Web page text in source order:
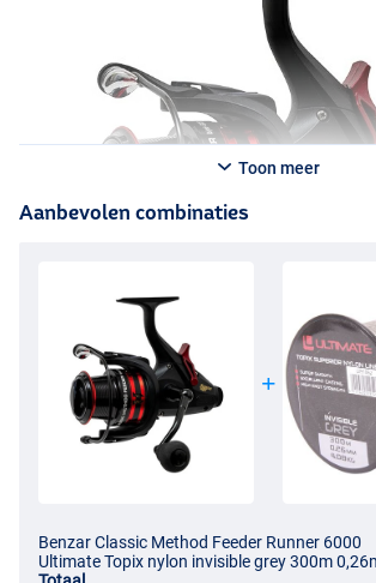
Toon meer
Aanbevolen combinaties
Benzar Classic Method Feeder Runner 6000
Ultimate Topix nylon invisible grey 300m